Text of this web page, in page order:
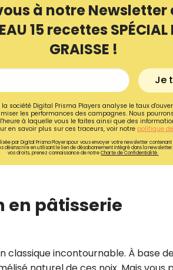
à notre Newsletter
15 recettes SPÉCIAL
GRAISSE !
Je
la société Digital Prisma Players analyse le taux
les performances des campagnes. Nous
à laquelle vous le faites ainsi que des
en savoir plus sur ces traceurs, voir notre politique
par Digital Prisma Playerspour vous envoyer votre newsletter
désinscrire en utilisant le lien de désabonnement intégré dans la
vos droits, prenez connaissance de notreCharte de Confidentialité.
en pâtisserie
classique incontournable. À base
Recevez
Ainsi que la